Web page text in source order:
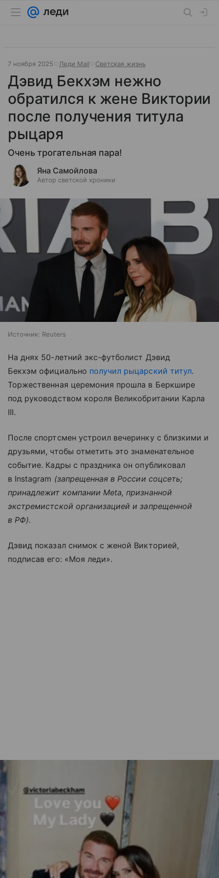
7 ноября 2025 Леди Mail Светская жизнь
Дэвид Бекхэм нежно
обратился к жене Виктории
после получения титула
рыцаря
Очень трогательная пара!
Яна Самойлова
Автор светской хроники
Источник: Reuters
На днях 50-летний экс-футболист Дэвид
Бекхэм официально получил рыцарский титул.
Торжественная церемония прошла в Беркшире
под руководством короля Великобритании Карла
III.
После спортсмен устроил вечеринку с близкими и
друзьями, чтобы отметить это знаменательное
событие. Кадры с праздника он опубликовал
в Instagram (запрещенная в России соцсеть;
принадлежит компании Meta, признанной
экстремистской организацией и запрещенной
в РФ).
Дэвид показал снимок с женой Викторией,
подписав его: «Моя леди».